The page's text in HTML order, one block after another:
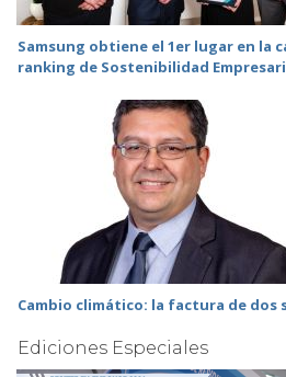
Samsung obtiene el 1er lugar en la
ranking de Sostenibilidad
Cambio climático: la factura de dos
Ediciones Especiales